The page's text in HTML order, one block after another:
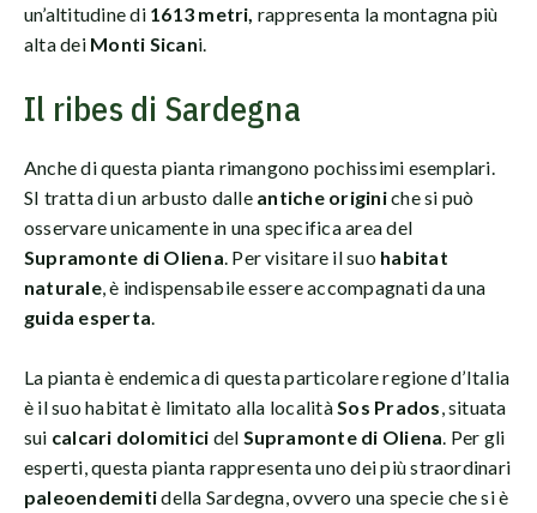
un’altitudine di 1613 metri, rappresenta la montagna più
alta dei Monti Sicani.
Il ribes di Sardegna
Anche di questa pianta rimangono pochissimi esemplari.
SI tratta di un arbusto dalle antiche originiche si può
osservare unicamente in una specifica area del
Supramonte di Oliena . Per visitare il suohabitat
naturale, è indispensabile essere accompagnati da una
guida esperta
La pianta è endemica di questa particolare regione d’Italia
è il suo habitat è limitato alla località Sos Prados , situata
sui calcari dolomitici del Supramonte di Oliena . Per gli
esperti, questa pianta rappresenta uno dei più straordinari
paleoendemitidella Sardegna, ovvero una specie che si è